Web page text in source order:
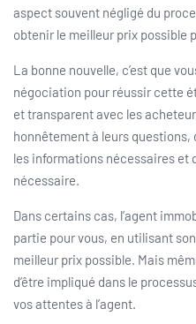
aspect souvent négligé du
obtenir le meilleur prix possible
La bonne nouvelle, c’est que
négociation pour réussir cette
et transparent avec les
honnêtement à leurs
les informations nécessaires et
nécessaire.
Dans certains cas, l’agent
partie pour vous, en utilisant
meilleur prix possible. Mais
d’être impliqué dans le
vos attentes à l’agent.